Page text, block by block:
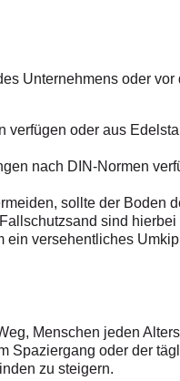
Unternehmens oder
oder aus
nach DIN-Normen
sollte der Boden
sind hierbei
versehentliches
Menschen jeden
Spaziergang oder der
zu steigern.